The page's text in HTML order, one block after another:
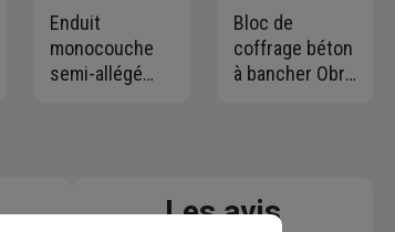
Enduit
monocouche
semi-allégé
Bloc de
coffrage béton
à bancher Obra
Les avis